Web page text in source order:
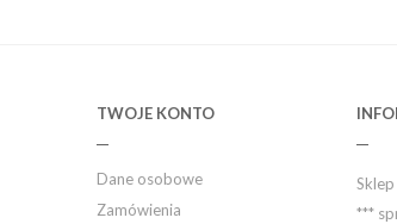
TWOJE KONTO
Dane osobowe
Zamówienia
***